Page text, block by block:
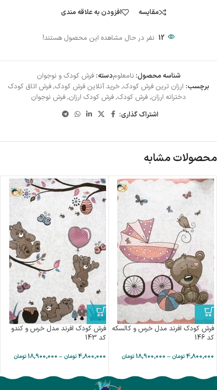
مقایسه افزودن به علاقه مندی
12 نفر در حال مشاهده این محصول هستند!
شناسه محصول: نامعلومدسته: فرش کودک و نوجوان
برچسب: ارزان ترین فرش کودک,خرید آنلاین فرش کودک,فرش اتاق کودک
دخترانه ارزان,فرش کودک,فرش کودک ارزان,فرش نوجوان
اشتراک گذاری:
محصولات مشابه
فرش کودک افرند مدل خرس و کالسکه
کد 146
4,800,000 تومان–
18,900,000 تومان
فرش کودک افرند مدل خرس و کندو
کد 143
4,800,000 تومان–
18,900,000 تومان